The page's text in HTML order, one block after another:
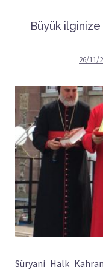
Büyük
26/11/
Süryani Halk